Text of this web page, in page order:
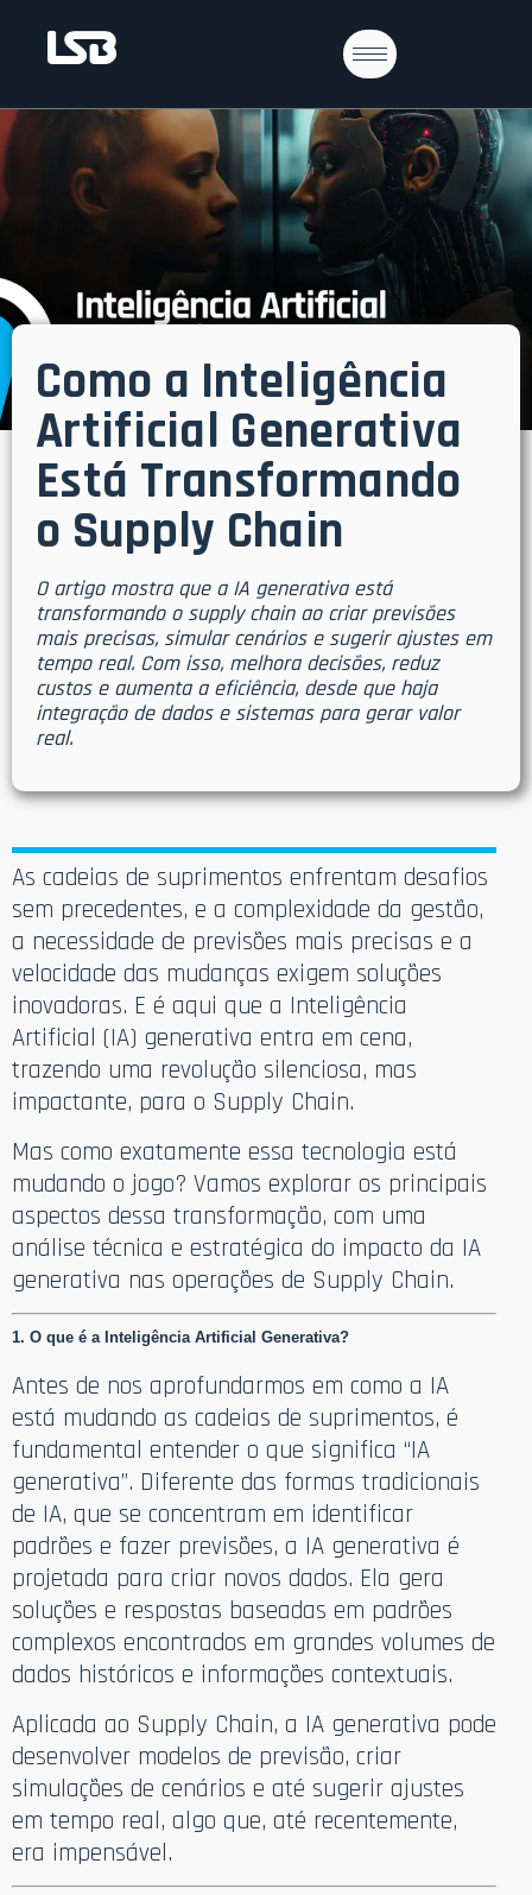
Como a Inteligência
Artificial Generativa
Está Transformando
o Supply Chain
O artigo mostra que a IA generativa está
transformando o supply chain ao criar previsões
mais precisas, simular cenários e sugerir ajustes em
tempo real. Com isso, melhora decisões, reduz
custos e aumenta a eficiência, desde que haja
integração de dados e sistemas para gerar valor
real.
As cadeias de suprimentos enfrentam desafios
sem precedentes, e a complexidade da gestão,
a necessidade de previsões mais precisas e a
velocidade das mudanças exigem soluções
inovadoras. E é aqui que a Inteligência
Artificial (IA) generativa entra em cena,
trazendo uma revolução silenciosa, mas
impactante, para o Supply Chain.
Mas como exatamente essa tecnologia está
mudando o jogo? Vamos explorar os principais
aspectos dessa transformação, com uma
análise técnica e estratégica do impacto da IA
generativa nas operações de Supply Chain.
1. O que é a Inteligência Artificial Generativa?
Antes de nos aprofundarmos em como a IA
está mudando as cadeias de suprimentos, é
fundamental entender o que significa “IA
generativa”. Diferente das formas tradicionais
de IA, que se concentram em identificar
padrões e fazer previsões, a IA generativa é
projetada para criar novos dados. Ela gera
soluções e respostas baseadas em padrões
complexos encontrados em grandes volumes de
dados históricos e informações contextuais.
Aplicada ao Supply Chain, a IA generativa pode
desenvolver modelos de previsão, criar
simulações de cenários e até sugerir ajustes
em tempo real, algo que, até recentemente,
era impensável.